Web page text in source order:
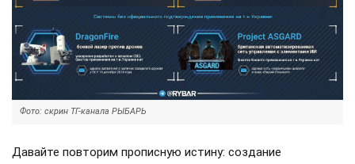
Фото: скрин ТГ-канала РЫБАРЬ
Давайте повторим прописную истину: создание